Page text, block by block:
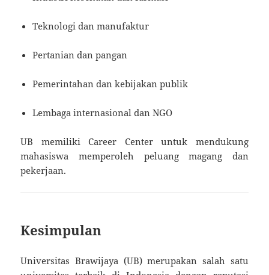
Teknologi dan manufaktur
Pertanian dan pangan
Pemerintahan dan kebijakan publik
Lembaga internasional dan NGO
UB memiliki Career Center untuk mendukung
mahasiswa memperoleh peluang magang dan
pekerjaan.
Kesimpulan
Universitas Brawijaya (UB) merupakan salah satu